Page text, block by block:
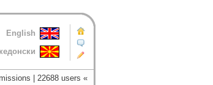
English
| 22688 users «